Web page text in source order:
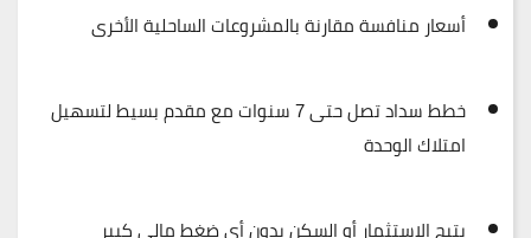
أسعار منافسة مقارنة بالمشروعات الساحلية الأخرى
خطط سداد تصل حتى 7 سنوات
مع مقدم بسيط لتسهيل
امتلاك الوحدة
يتيح الاستثمار أو السكنبدون أي ضغط مالي كبير